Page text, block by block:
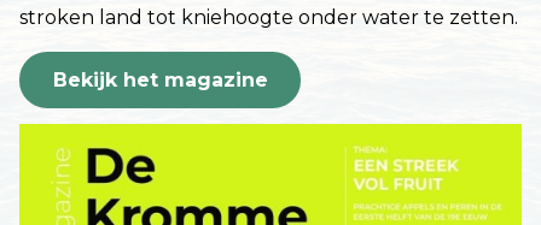
stroken land tot kniehoogte onder water te zetten.
Bekijk het magazine